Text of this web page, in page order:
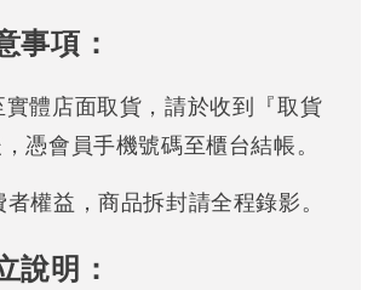
事項：
實體店面取貨，請於收到『取貨
憑會員手機號碼至櫃台結帳。
權益，商品拆封請全程錄影。
說明：